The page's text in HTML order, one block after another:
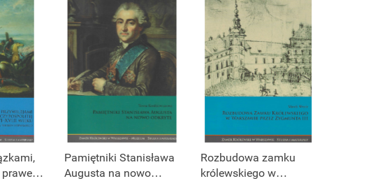
Produkt niedostępny
Pamiętniki Stanisława
Augusta na nowo
Produkt niedostępny
Rozbudowa zamku
królewskiego w